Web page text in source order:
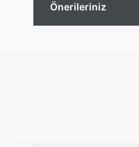
Önerileriniz